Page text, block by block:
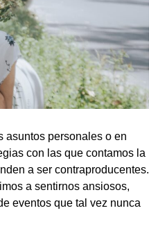
asuntos personales o en
con las que contamos la
a ser contraproducentes.
a sentirnos ansiosos,
eventos que tal vez nunca